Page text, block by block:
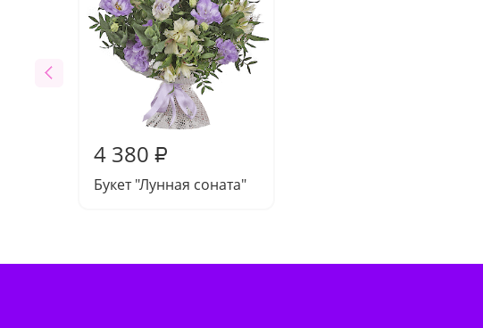
4 380 ₽
Букет "Лунная соната"